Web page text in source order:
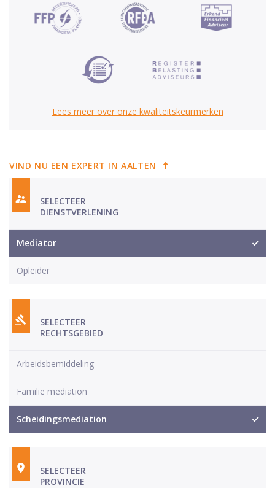
Lees meer over onze kwaliteitskeurmerken
VIND NU EEN EXPERT IN AALTEN
SELECTEER
DIENSTVERLENING
Mediator
Opleider
SELECTEER
RECHTSGEBIED
Arbeidsbemiddeling
Familie mediation
Scheidingsmediation
SELECTEER
PROVINCIE